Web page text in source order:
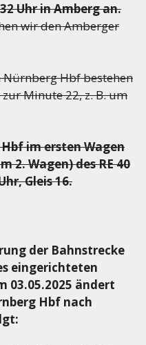
Uhr in Amberg an.
wir den Amberger
Hbf bestehen
Minute 22, z. B. um
im ersten Wagen
2. Wagen) des RE 40
Gleis 16.
der Bahnstrecke
eingerichteten
03.05.2025 ändert
Hbf nach